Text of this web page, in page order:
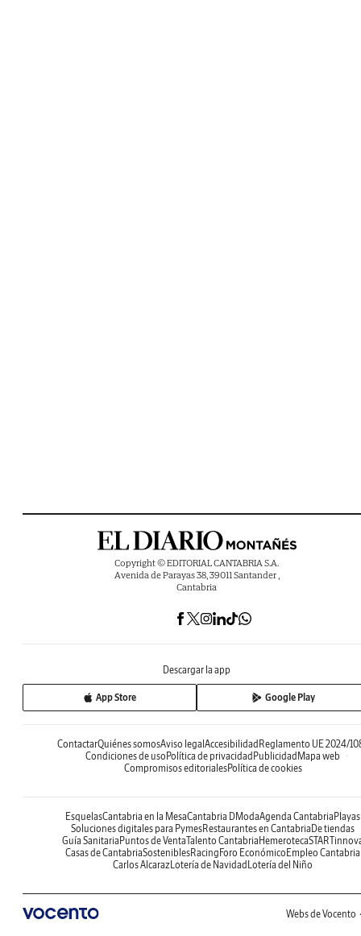
Copyright © EDITORIAL CANTABRIA S.A.
Avenida de Parayas 38, 39011 Santander ,
Cantabria
Descargar la app
App Store Google Play
ContactarQuiénes somosAviso legalAccesibilidadReglamento UE 2024/
Condiciones de usoPolítica de privacidadPublicidadMapa web
Compromisos editorialesPolítica de cookies
EsquelasCantabria en la MesaCantabria DModaAgenda CantabriaPlayas
Soluciones digitales para PymesRestaurantes en CantabriaDe tiendas
Guía SanitariaPuntos de VentaTalento CantabriaHemeroteca
Casas de CantabriaSosteniblesRacingForo EconómicoEmpleo Cantabria
Carlos AlcarazLotería de NavidadLotería del Niño
Webs de Vocento